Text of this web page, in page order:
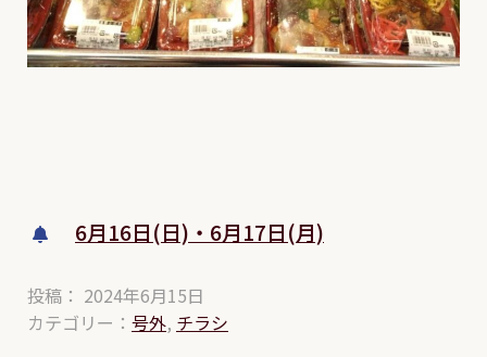
6月16日(日)・6月17日(月)
投稿： 2024年6月15日
カテゴリー： 号外, チラシ